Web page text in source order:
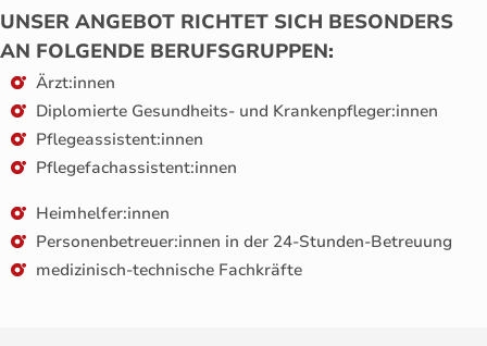
UNSER ANGEBOT RICHTET SICH BESONDERS
AN FOLGENDE BERUFSGRUPPEN:
Ärzt:innen
Diplomierte Gesundheits- und Krankenpfleger:innen
Pflegeassistent:innen
Pflegefachassistent:innen
Heimhelfer:innen
Personenbetreuer:innen in der 24-Stunden-Betreuung
medizinisch-technische Fachkräfte